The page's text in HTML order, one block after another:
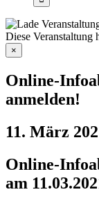
Diese Veranstaltung
×
Online-
anmelden!
11. März
Online-
am